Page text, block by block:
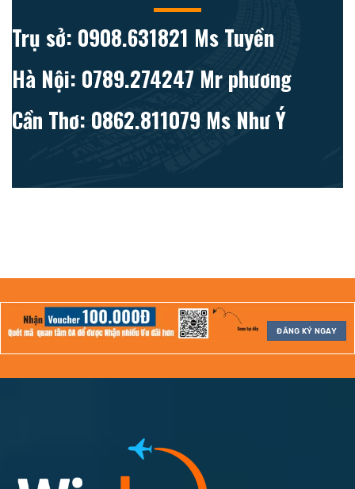
Trụ sở: 0908.631821 Ms Tuyền
Hà Nội: 0789.274247 Mr phương
Cần Thơ: 0862.811079 Ms Như Ý
ĐĂNG KÝ NGAY